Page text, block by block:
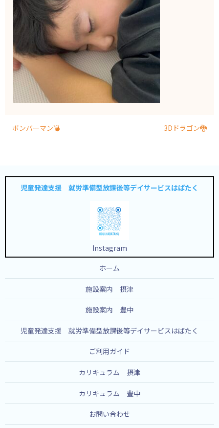
ボンバーマン💣 3Dドラゴン🐉
児童発達支援 就労準備型放課後等デイサービスはばたく
Instagram
ホーム
施設案内 摂津
施設案内 豊中
児童発達支援 就労準備型放課後等デイサービスはばたく
ご利用ガイド
カリキュラム 摂津
カリキュラム 豊中
お問い合わせ